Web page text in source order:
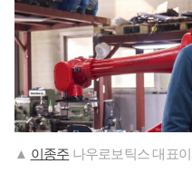
▲ 이종주 나우로보틱스 대표